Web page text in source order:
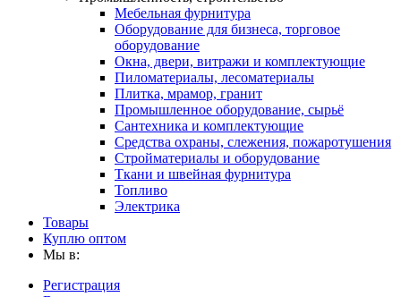
Мебельная фурнитура
Оборудование для бизнеса, торговое
оборудование
Окна, двери, витражи и комплектующие
Пиломатериалы, лесоматериалы
Плитка, мрамор, гранит
Промышленное оборудование, сырьё
Сантехника и комплектующие
Средства охраны, слежения, пожаротушения
Стройматериалы и оборудование
Ткани и швейная фурнитура
Топливо
Электрика
Товары
Куплю оптом
Мы в:
Регистрация